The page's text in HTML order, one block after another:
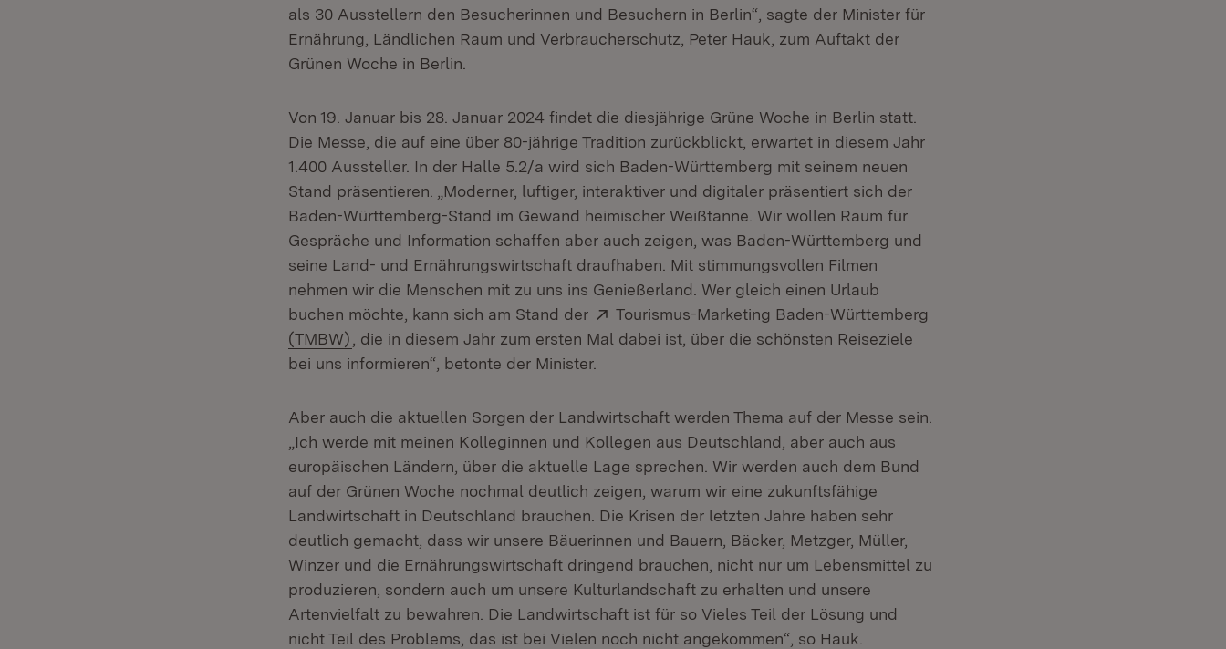
als 30 Ausstellern den Besucherinnen und Besuchern in Berlin“, sagte der Minister für
Ernährung, Ländlichen Raum und Verbraucherschutz, Peter Hauk, zum Auftakt der
Grünen Woche in Berlin.
Von 19. Januar bis 28. Januar 2024 findet die diesjährige Grüne Woche in Berlin statt.
Die Messe, die auf eine über 80-jährige Tradition zurückblickt, erwartet in diesem Jahr
1.400 Aussteller. In der Halle 5.2/a wird sich Baden-Württemberg mit seinem neuen
Stand präsentieren. „Moderner, luftiger, interaktiver und digitaler präsentiert sich der
Baden-Württemberg-Stand im Gewand heimischer Weißtanne. Wir wollen Raum für
Gespräche und Information schaffen aber auch zeigen, was Baden-Württemberg und
seine Land- und Ernährungswirtschaft draufhaben. Mit stimmungsvollen Filmen
nehmen wir die Menschen mit zu uns ins Genießerland. Wer gleich einen Urlaub
buchen möchte, kann sich am Stand der
Extern:
Tourismus-Marketing Baden-Württemberg
(TMBW) (Öffnet in neuem Fenster)
, die in diesem Jahr zum ersten Mal dabei ist, über die schönsten Reiseziele
bei uns informieren“, betonte der Minister.
Aber auch die aktuellen Sorgen der Landwirtschaft werden Thema auf der Messe sein.
„Ich werde mit meinen Kolleginnen und Kollegen aus Deutschland, aber auch aus
europäischen Ländern, über die aktuelle Lage sprechen. Wir werden auch dem Bund
auf der Grünen Woche nochmal deutlich zeigen, warum wir eine zukunftsfähige
Landwirtschaft in Deutschland brauchen. Die Krisen der letzten Jahre haben sehr
deutlich gemacht, dass wir unsere Bäuerinnen und Bauern, Bäcker, Metzger, Müller,
Winzer und die Ernährungswirtschaft dringend brauchen, nicht nur um Lebensmittel zu
produzieren, sondern auch um unsere Kulturlandschaft zu erhalten und unsere
Artenvielfalt zu bewahren. Die Landwirtschaft ist für so Vieles Teil der Lösung und
nicht Teil des Problems, das ist bei Vielen noch nicht angekommen“, so Hauk.